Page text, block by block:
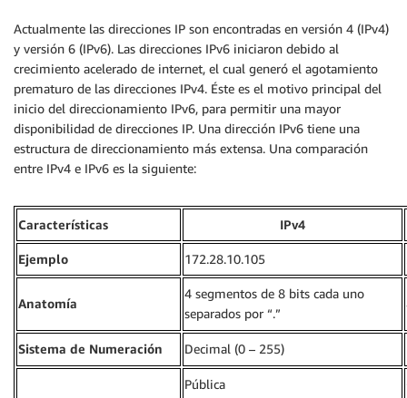
Actualmente las direcciones IP son encontradas en versión 4 (IPv4)
y versión 6 (IPv6). Las direcciones IPv6 iniciaron debido al
crecimiento acelerado de internet, el cual generó el agotamiento
prematuro de las direcciones IPv4. Éste es el motivo principal del
inicio del direccionamiento IPv6, para permitir una mayor
disponibilidad de direcciones IP. Una dirección IPv6 tiene una
estructura de direccionamiento más extensa. Una comparación
entre IPv4 e IPv6 es la siguiente:
Características IPv4
Ejemplo 172.28.10.105
Anatomía
4 segmentos de 8 bits cada uno
separados por “.”
Sistema de Numeración Decimal (0 – 255)
Pública